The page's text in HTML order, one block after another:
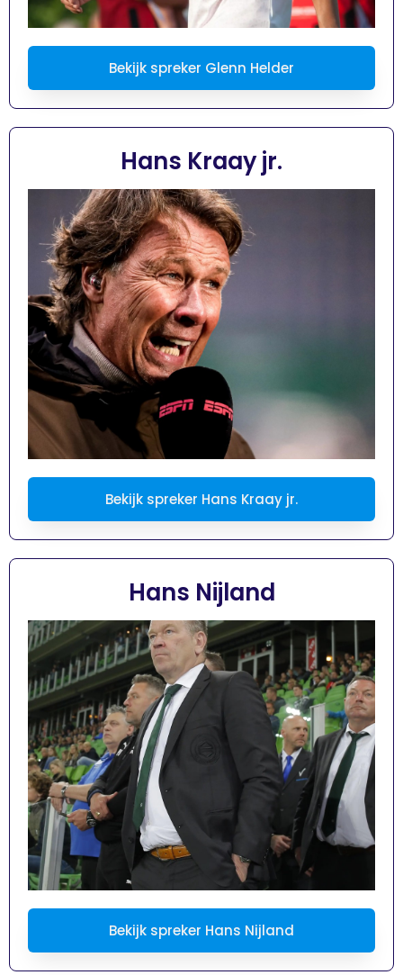
Bekijk spreker Glenn Helder
Hans Kraay jr.
Bekijk spreker Hans Kraay jr.
Hans Nijland
Bekijk spreker Hans Nijland